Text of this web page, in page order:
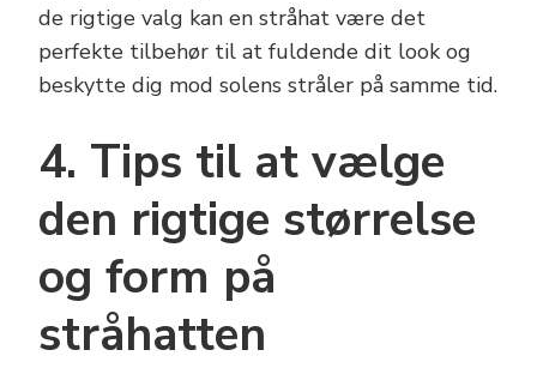
de rigtige valg kan en stråhat være det
perfekte tilbehør til at fuldende dit look og
beskytte dig mod solens stråler på samme tid.
4. Tips til at vælge
den rigtige størrelse
og form på
stråhatten